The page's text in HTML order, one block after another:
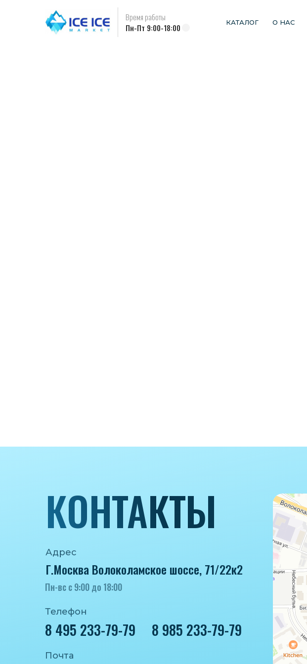
КАТАЛОГ О НАС
Пн-Пт 9:00-18:00
Время работы
Адрес
Г.Москва Волоколамское шоссе, 71/22к2
Пн-вс с 9:00 до 18:00
Телефон
8 495 233-79-79
Почта
8 985 233-79-79
КОНТАКТЫ